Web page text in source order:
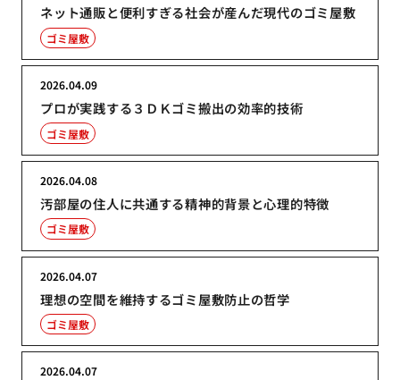
ネット通販と便利すぎる社会が産んだ現代のゴミ屋敷
ゴミ屋敷
プロが実践する３ＤＫゴミ搬出の効率的技術
2026.04.09
ゴミ屋敷
汚部屋の住人に共通する精神的背景と心理的特徴
2026.04.08
ゴミ屋敷
理想の空間を維持するゴミ屋敷防止の哲学
2026.04.07
ゴミ屋敷
2026.04.07